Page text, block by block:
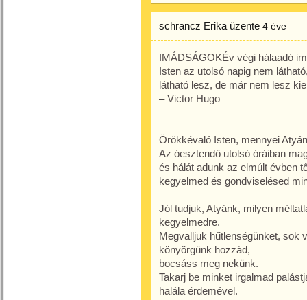
schrancz Erika üzente 4 éve
IMÁDSÁGOKÉv végi hálaadó
Isten az utolsó napig nem
látható lesz, de már nem lesz
– Victor Hugo
Örökkévaló Isten, mennyei
Az óesztendő utolsó óráiban
és hálát adunk az elmúlt évben
kegyelmed és gondviselésed
Jól tudjuk, Atyánk, milyen
kegyelmedre.
Megvalljuk hűtlenségünket, sok
könyörgünk hozzád,
bocsáss meg nekünk.
Takarj be minket irgalmad
halála érdemével.